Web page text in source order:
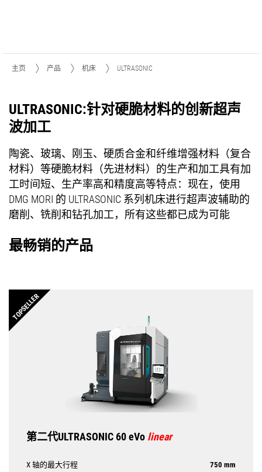
主页 产品 机床 ULTRASONIC
ULTRASONIC:针对硬脆材料的创新超声
波加工
陶瓷、玻璃、刚玉、硬质合金和纤维增强材料（复合
材料）等硬脆材料（先进材料）的生产和加工具有加
工时间短、生产率高和精度高等特点：现在，使用
DMG MORI 的 ULTRASONIC 系列机床进行超声波辅助的
磨削、铣削和钻孔加工，所有这些都已成为可能
最畅销的产品
TOPSELLER
第二代ULTRASONIC 60 eVo linear
X 轴的最大行程 750 mm